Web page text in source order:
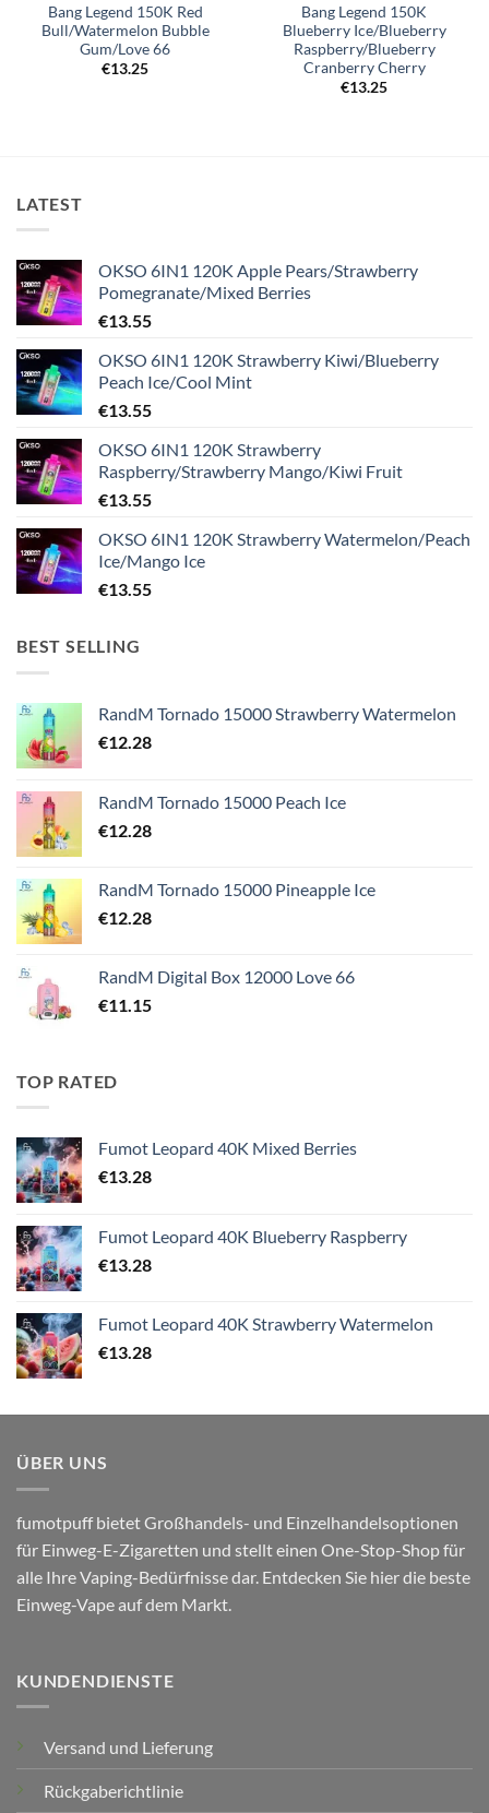
Bang Legend 150K Red
Bull/Watermelon Bubble
Gum/Love 66
€13.25
Bang Legend 150K
Blueberry Ice/Blueberry
Raspberry/Blueberry
Cranberry Cherry
€13.25
LATEST
OKSO 6IN1 120K Apple Pears/Strawberry
Pomegranate/Mixed Berries
€13.55
OKSO 6IN1 120K Strawberry Kiwi/Blueberry
Peach Ice/Cool Mint
€13.55
OKSO 6IN1 120K Strawberry
Raspberry/Strawberry Mango/Kiwi Fruit
€13.55
OKSO 6IN1 120K Strawberry Watermelon/Peach
Ice/Mango Ice
€13.55
BEST SELLING
RandM Tornado 15000 Strawberry Watermelon
€12.28
RandM Tornado 15000 Peach Ice
€12.28
RandM Tornado 15000 Pineapple Ice
€12.28
RandM Digital Box 12000 Love 66
€11.15
TOP RATED
Fumot Leopard 40K Mixed Berries
€13.28
Fumot Leopard 40K Blueberry Raspberry
€13.28
Fumot Leopard 40K Strawberry Watermelon
€13.28
ÜBER UNS
fumotpuff bietet Großhandels- und Einzelhandelsoptionen
für Einweg-E-Zigaretten und stellt einen One-Stop-Shop für
alle Ihre Vaping-Bedürfnisse dar. Entdecken Sie hier die beste
Einweg-Vape auf dem Markt.
KUNDENDIENSTE
Versand und Lieferung
Rückgaberichtlinie